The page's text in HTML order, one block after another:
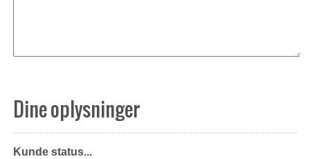
Dine oplysninger
Kunde status...